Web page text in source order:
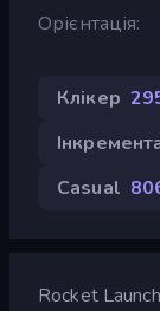
Орієнтація
Клікер
Casual
Rocket